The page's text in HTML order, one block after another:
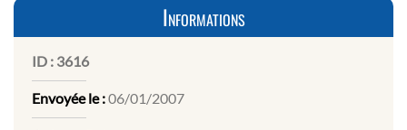
Informations
ID : 3616
Envoyée le :06/01/2007